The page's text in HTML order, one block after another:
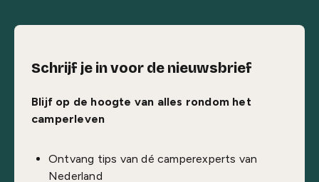
Schrijf je in voor de nieuwsbrief
Blijf op de hoogte van alles rondom het
camperleven
Ontvang tips van dé camperexperts van
Nederland